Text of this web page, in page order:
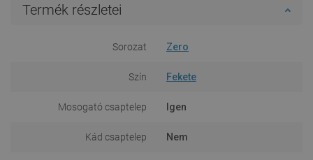
Termék részletei
Sorozat Zero
Szín Fekete
Mosogató csaptelep Igen
Kád csaptelep Nem